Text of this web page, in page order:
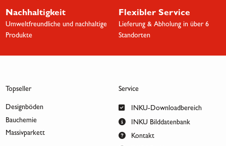
Nachhaltigkeit
Umweltfreundliche und nachhaltige
Produkte
Flexibler Service
Lieferung & Abholung in über 6
Standorten
Topseller
Designböden
Bauchemie
Massivparkett
Service
INKU-Downloadbereich
INKU Bilddatenbank
Kontakt